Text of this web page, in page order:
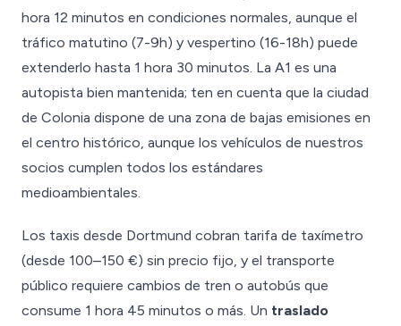
hora 12 minutos en condiciones normales, aunque el
tráfico matutino (7-9h) y vespertino (16-18h) puede
extenderlo hasta 1 hora 30 minutos. La A1 es una
autopista bien mantenida; ten en cuenta que la ciudad
de Colonia dispone de una zona de bajas emisiones en
el centro histórico, aunque los vehículos de nuestros
socios cumplen todos los estándares
medioambientales.
Los taxis desde Dortmund cobran tarifa de taxímetro
(desde 100–150 €) sin precio fijo, y el transporte
público requiere cambios de tren o autobús que
consume 1 hora 45 minutos o más. Un traslado